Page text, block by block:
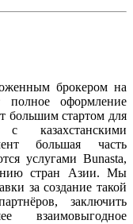
брокером на
полное оформление
большим стартом для
с казахстанскими
большая часть
услугами Bunasta,
стран Азии. Мы
за создание такой
заключить
взаимовыгодное